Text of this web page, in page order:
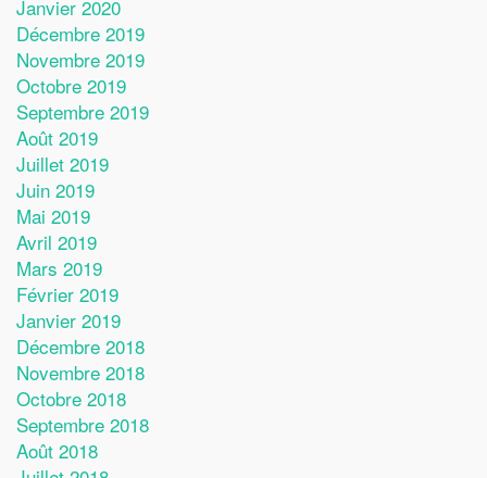
Janvier 2020
Décembre 2019
Novembre 2019
Octobre 2019
Septembre 2019
Août 2019
Juillet 2019
Juin 2019
Mai 2019
Avril 2019
Mars 2019
Février 2019
Janvier 2019
Décembre 2018
Novembre 2018
Octobre 2018
Septembre 2018
Août 2018